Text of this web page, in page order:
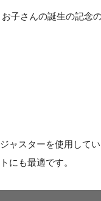
子さんの誕生の記念
ャスターを使用して
にも最適です。